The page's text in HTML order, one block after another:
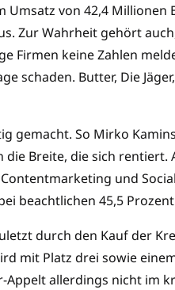
von 42,4 Millionen
Zur Wahrheit gehört
Firmen keine Zahlen
schaden. Butter, Die
gemacht. So Mirko
Breite, die sich rentiert.
und
beachtlichen 45,5
durch den Kauf der
mit Platz drei sowie
Appelt allerdings nicht im